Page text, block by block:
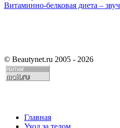
Витаминно-белковая диета –
© Beautynet.ru 2005 - 2026
Главная
Уход за телом